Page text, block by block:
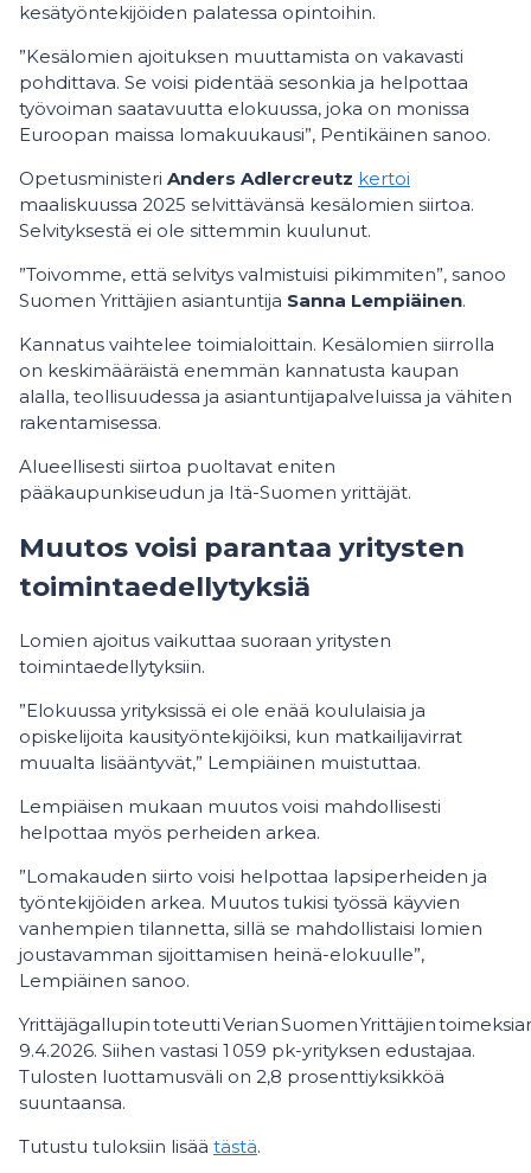
kesätyöntekijöiden palatessa opintoihin.
”Kesälomien ajoituksen muuttamista on vakavasti
pohdittava. Se voisi pidentää sesonkia ja helpottaa
työvoiman saatavuutta elokuussa, joka on monissa
Euroopan maissa lomakuukausi”, Pentikäinen sanoo.
Opetusministeri Anders Adlercreutz kertoi
maaliskuussa 2025 selvittävänsä kesälomien siirtoa.
Selvityksestä ei ole sittemmin kuulunut.
”Toivomme, että selvitys valmistuisi pikimmiten”, sanoo
Suomen Yrittäjien asiantuntija Sanna Lempiäinen.
Kannatus vaihtelee toimialoittain. Kesälomien siirrolla
on keskimääräistä enemmän kannatusta kaupan
alalla, teollisuudessa ja asiantuntijapalveluissa ja vähiten
rakentamisessa.
Alueellisesti siirtoa puoltavat eniten
pääkaupunkiseudun ja Itä-Suomen yrittäjät.
Muutos voisi parantaa yritysten
toimintaedellytyksiä
Lomien ajoitus vaikuttaa suoraan yritysten
toimintaedellytyksiin.
”Elokuussa yrityksissä ei ole enää koululaisia ja
opiskelijoita kausityöntekijöiksi, kun matkailijavirrat
muualta lisääntyvät,” Lempiäinen muistuttaa.
Lempiäisen mukaan muutos voisi mahdollisesti
helpottaa myös perheiden arkea.
”Lomakauden siirto voisi helpottaa lapsiperheiden ja
työntekijöiden arkea. Muutos tukisi työssä käyvien
vanhempien tilannetta, sillä se mahdollistaisi lomien
joustavamman sijoittamisen heinä-elokuulle”,
Lempiäinen sanoo.
Yrittäjägallupin toteutti Verian Suomen Yrittäjien
9.4.2026. Siihen vastasi 1 059 pk-yrityksen edustajaa.
Tulosten luottamusväli on 2,8 prosenttiyksikköä
suuntaansa.
Tutustu tuloksiin lisää tästä.